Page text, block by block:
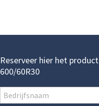
Reserveer hier het
600/60R30